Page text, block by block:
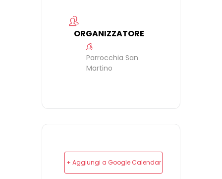
ORGANIZZATORE
Parrocchia San
Martino
+ Aggiungi a Google Calendar